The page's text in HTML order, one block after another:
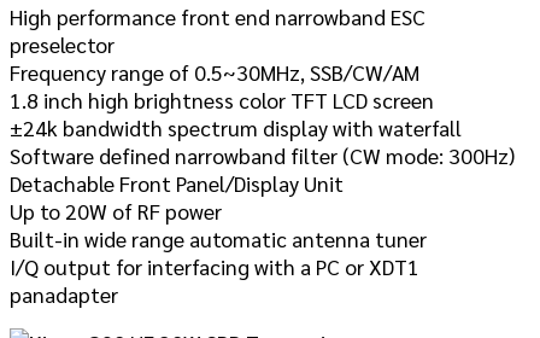
High performance front end narrowband ESC
preselector
Frequency range of 0.5~30MHz, SSB/CW/AM
1.8 inch high brightness color TFT LCD screen
±24k bandwidth spectrum display with waterfall
Software defined narrowband filter (CW mode: 300Hz)
Detachable Front Panel/Display Unit
Up to 20W of RF power
Built-in wide range automatic antenna tuner
I/Q output for interfacing with a PC or XDT1
panadapter